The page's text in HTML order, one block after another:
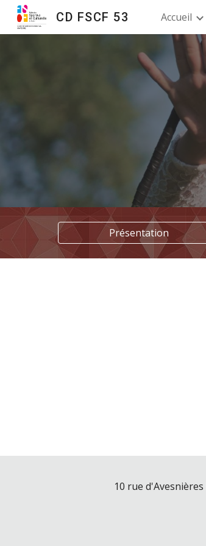
CD FSCF 53 Accueil
Présentation
10 rue d'Avesnières